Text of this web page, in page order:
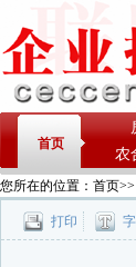
首页
农
您所在的位置： 首页>>
打印